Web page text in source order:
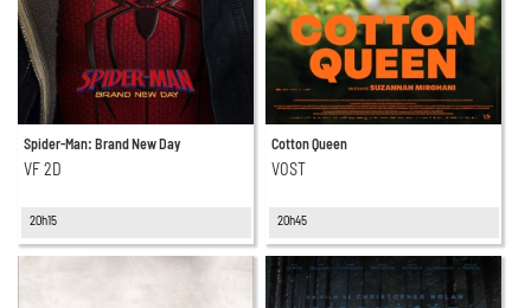
Spider-Man: Brand New Day
VF 2D
20h15
Cotton Queen
VOST
20h45